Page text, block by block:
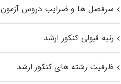
سرفصل ها و ضرایب دروس آزمون
رتبه قبولی کنکور ارشد
ظرفیت رشته های کنکور ارشد